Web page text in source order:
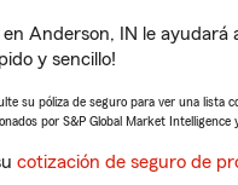
en Anderson, IN le
y sencillo!
su póliza de seguro para ver una lista
por S&P Global Market Intelligence
cotización de seguro de